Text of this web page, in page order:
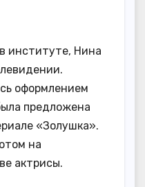
институте, Нина
оформлением
предложена
«Золушка».
на
актрисы.